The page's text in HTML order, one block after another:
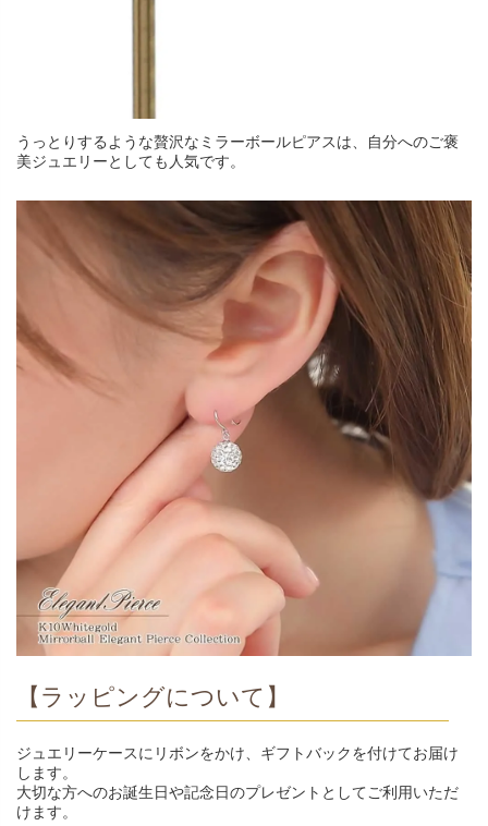
うっとりするような贅沢なミラーボールピアスは、自分へのご褒
美ジュエリーとしても人気です。
【ラッピングについて】
ジュエリーケースにリボンをかけ、ギフトバックを付けてお届け
します。
大切な方へのお誕生日や記念日のプレゼントとしてご利用いただ
けます。